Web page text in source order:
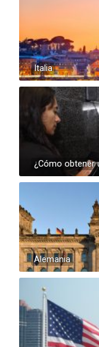
Italia
¿Cómo obtener
Alemania